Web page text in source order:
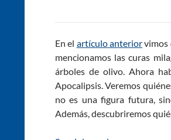
En el artículo anteriorvimos
mencionamos las curas
árboles de olivo. Ahora
Apocalipsis. Veremos
no es una figura futura,
Además, descubriremos